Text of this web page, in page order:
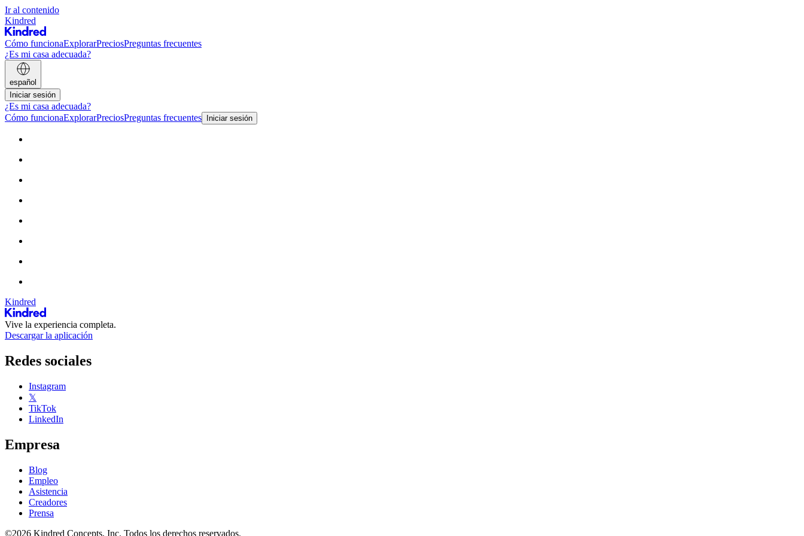
Ir al contenido
Kindred
Cómo funcionaExplorarPreciosPreguntas frecuentes
¿Es mi casa adecuada?
español
Iniciar sesión
¿Es mi casa adecuada?
Cómo funcionaExplorarPreciosPreguntas frecuentes Iniciar sesión
Kindred
Vive la experiencia completa.
Descargar la aplicación
Redes sociales
Instagram
𝕏
TikTok
LinkedIn
Empresa
Blog
Empleo
Asistencia
Creadores
Prensa
©2026 Kindred Concepts, Inc. Todos los derechos reservados.